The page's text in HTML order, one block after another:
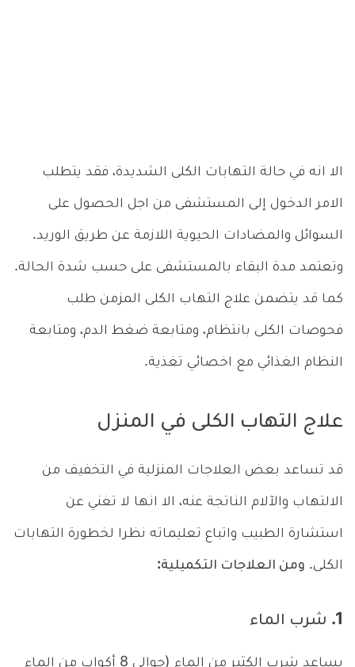
الا انه في حالة التهابات الكلى الشديدة، فقد يتطلب
الامر الدخول إلى المستشفى من اجل الحصول على
السوائل والمضادات الحيوية اللازمة عن طريق الوريد.
وتعتمد مدة البقاء بالمستشفى على حسب شدة الحالة.
كما قد يتضمن علاج التهاب الكلى المزمن طلب
فحوصات الكلى بانتظام، ومتابعة ضغط الدم، ومتابعة
النظام الغذائي مع اخصائي تغذية.
علاج التهاب الكلى في المنزل
قد تساعد بعض العلاجات المنزلية في التخفيف من
الالتهاب والآلام الناتجة عنه، الا انها لا تغني عن
استشارة الطبيب واتباع تعليماته نظرا لخطورة التهابات
الكلى. ومن العلاجات التكميلية:
1. شرب الماء
يساعد شرب الكثير من الماء (حوالي 8 أكواب من الماء